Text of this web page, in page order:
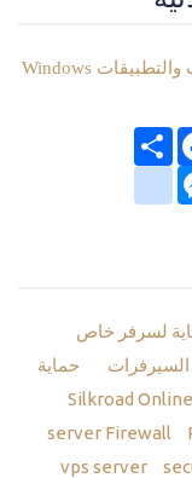
دورة حماية سيرفر ويندوز للمواقع والالعاب والتطبيقات Windows
انشر
google_bookmarks
لسرفر خاص
السيرفرات
حماية
server Firewall
vps server